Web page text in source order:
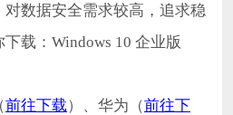
数据安全需求较高，追求稳
载：Windows 10 企业版
前往下载）、华为（前往下